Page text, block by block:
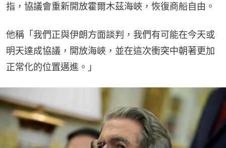
指，協議會重新開放霍爾木茲海峽，恢復商船自由。
他稱「我們正與伊朗方面談判，我們有可能在今天或
明天達成協議，開放海峽，並在這次衝突中朝著更加
正常化的位置邁進。」